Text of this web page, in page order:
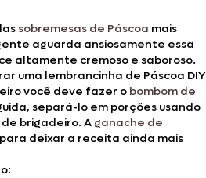
sobremesas de Páscoa mais
aguarda ansiosamente essa
altamente cremoso e saboroso.
uma lembrancinha de Páscoa DIY
você deve fazer o bombom de
separá-lo em porções usando
brigadeiro. A ganache de
deixar a receita ainda mais